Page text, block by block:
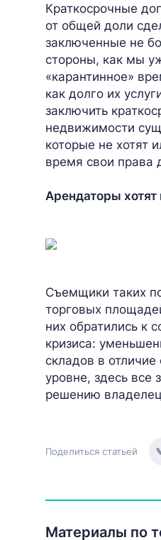
Краткосрочные
от общей доли
заключенные не
стороны, как мы
«карантинное»
как долго их
заключить
недвижимости
которые не хотят
время свои права
Арендаторы хотят
Съемщики таких
торговых
них обратились к
кризиса:
складов в
уровне, здесь все
решению
Поделиться статьей
Материалы по